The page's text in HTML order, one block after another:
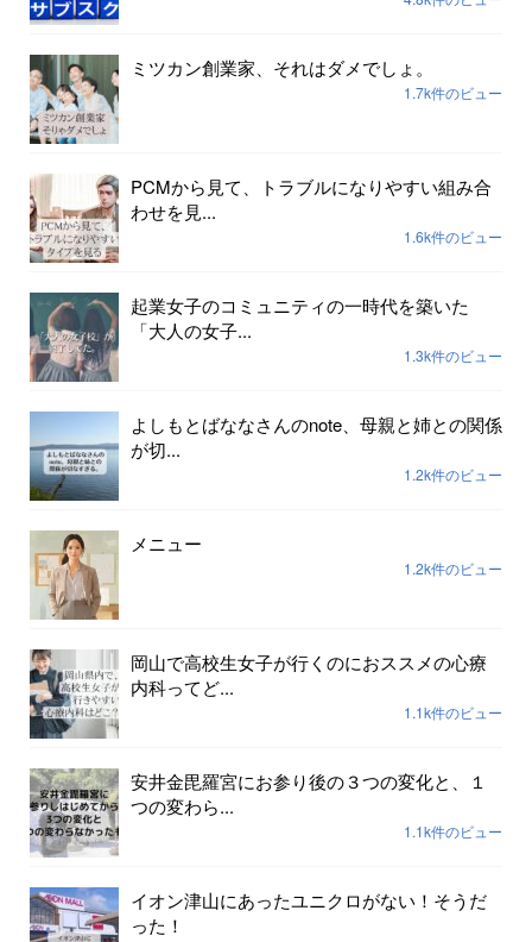
ミツカン創業家、それはダメでしょ。
1.7k件のビュー
PCMから見て、トラブルになりやすい組み合
わせを見...
1.6k件のビュー
起業女子のコミュニティの一時代を築いた
「大人の女子...
1.3k件のビュー
よしもとばななさんのnote、母親と姉との関係
が切...
1.2k件のビュー
メニュー
1.2k件のビュー
岡山で高校生女子が行くのにおススメの心療
内科ってど...
1.1k件のビュー
安井金毘羅宮にお参り後の３つの変化と、１
つの変わら...
1.1k件のビュー
イオン津山にあったユニクロがない！そうだ
った！